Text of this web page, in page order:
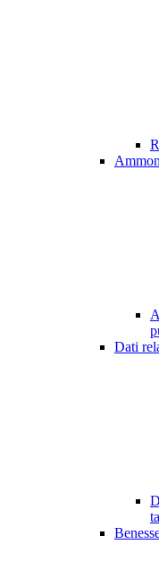
Dati